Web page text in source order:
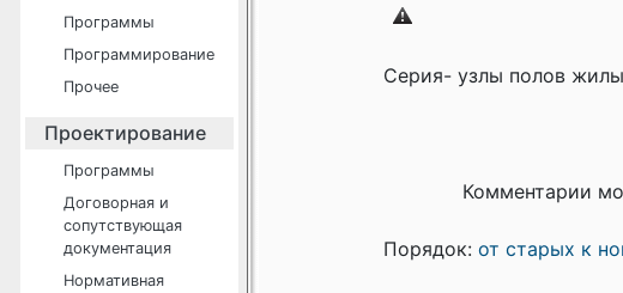
Программы
Программирование
Прочее
Проектирование
Программы
Договорная и
сопутствующая
документация
Нормативная
Серия- узлы полов
Комментарии
Порядок: от старых к